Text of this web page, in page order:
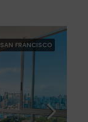
SAN FRANCISCO